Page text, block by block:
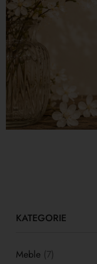
KATEGORIE
Meble (7)